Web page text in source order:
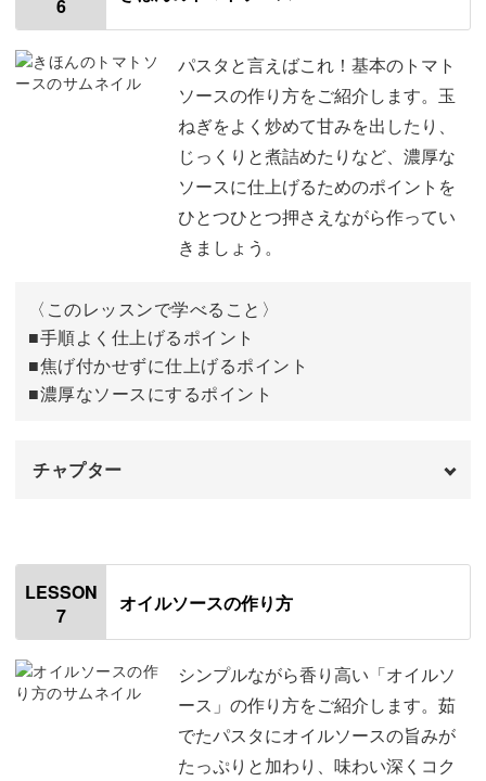
乾麺をゆでる材料
乾麺のゆで方 01:52
手打ちパスタをゆでる材料 08:30
手打ちパスタのゆで方 09:14
14:03
6
パスタと言えばこれ！基本のトマト
ソースの作り方をご紹介します。玉
ねぎをよく炒めて甘みを出したり、
じっくりと煮詰めたりなど、濃厚な
ソースに仕上げるためのポイントを
ひとつひとつ押さえながら作ってい
きましょう。
〈このレッスンで学べること〉
■手順よく仕上げるポイント
■焦げ付かせずに仕上げるポイント
■濃厚なソースにするポイント
チャプター
はじめに
使用材料
食材を切る 02:06
にんにくとたまねぎを炒める 03:55
トマト缶を入れて煮詰める 10:12
LESSON
7
オイルソースの作り方
シンプルながら香り高い「オイルソ
ース」の作り方をご紹介します。茹
でたパスタにオイルソースの旨みが
たっぷりと加わり、味わい深くコク